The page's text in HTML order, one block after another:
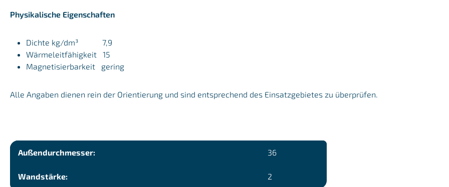
Physikalische Eigenschaften
Dichte kg/dm³ 7,9
Wärmeleitfähigkeit 15
Magnetisierbarkeit gering
Alle Angaben dienen rein der Orientierung und sind entsprechend des Einsatzgebietes zu überprüfen.
Außendurchmesser: 36
Wandstärke: 2